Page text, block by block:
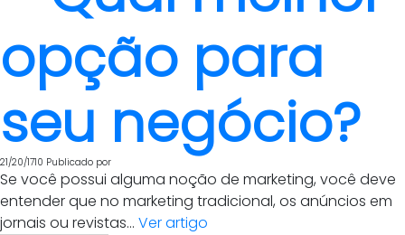
opção para
seu negócio?
21/20/1710 Publicado por
Se você possui alguma noção de marketing, você deve
entender que no marketing tradicional, os anúncios em
jornais ou revistas... Ver artigo